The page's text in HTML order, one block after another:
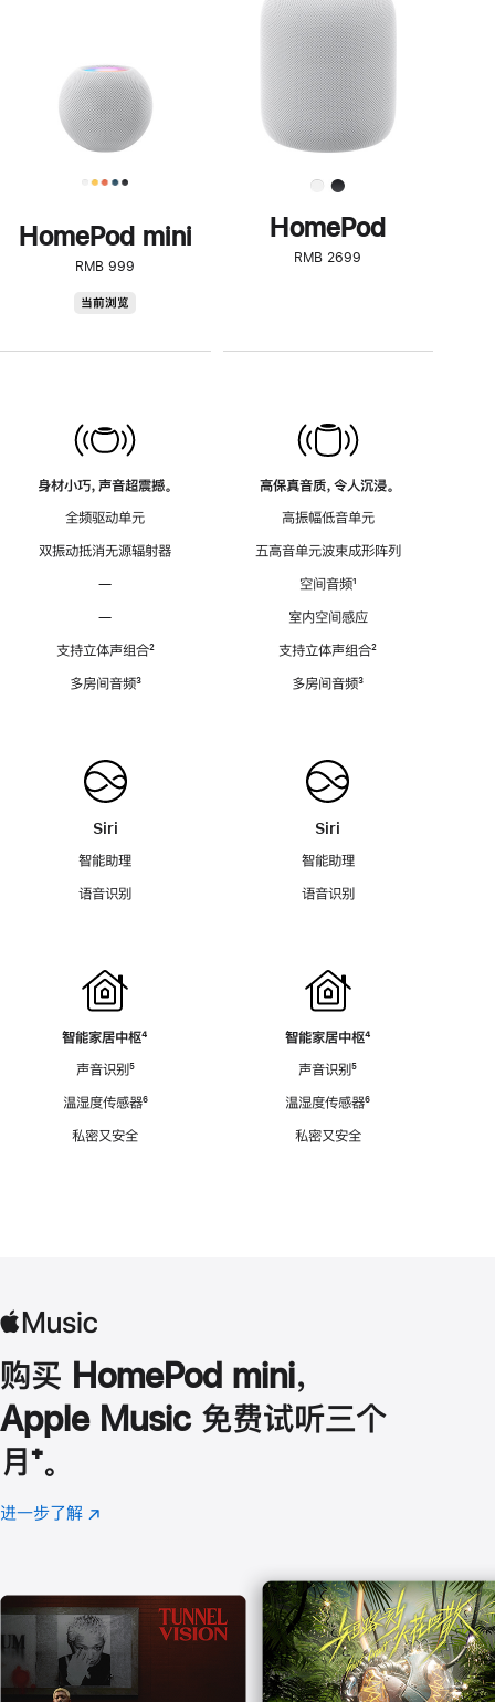
HomePod mini
RMB 999
当前浏览
身材小巧，声音超震撼。
全频驱动单元
双振动抵消无源辐射器
—
—
支持立体声组合脚
²
多房间音频脚
³
Siri
智能助理
语音识别
智能家居中枢脚
⁴
声音识别脚
⁵
温湿度传感器脚
⁶
私密又安全
了
解
HomePod<
HomePod
RMB 2699
高保真音质，令人沉浸。
高振幅低音单元
五高音单元波束成形阵列
空间音频脚
¹
室内空间感应
支持立体声组合脚
²
多房间音频脚
³
Siri
智能助理
语音识别
智能家居中枢脚
⁴
声音识别脚
⁵
温湿度传感器脚
⁶
私密又安全
购买 HomePod mini，
Apple Music 免费试听三个
月 脚
注
⁺。
进一步了解 Apple
(在
口
中
打
开)